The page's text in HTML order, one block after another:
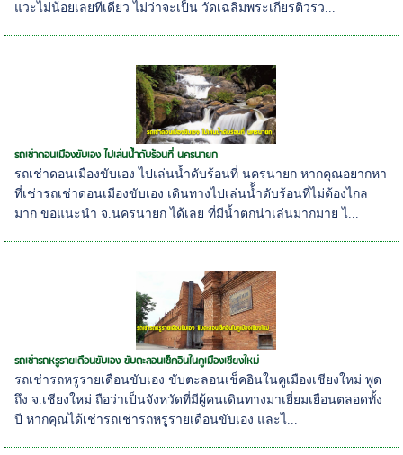
แวะไม่น้อยเลยทีเดียว ไม่ว่าจะเป็น วัดเฉลิมพระเกียรติวรว...
รถเช่าดอนเมืองขับเอง ไปเล่นน้ำดับร้อนที่ นครนายก
รถเช่าดอนเมืองขับเอง ไปเล่นน้ำดับร้อนที่ นครนายก หากคุณอยากหา
ที่เช่ารถเช่าดอนเมืองขับเอง เดินทางไปเล่นน้้ำดับร้อนที่ไม่ต้องไกล
มาก ขอแนะนำ จ.นครนายก ได้เลย ที่มีน้ำตกน่าเล่นมากมาย ไ...
รถเช่ารถหรูรายเดือนขับเอง ขับตะลอนเช็คอินในคูเมืองเชียงใหม่
รถเช่ารถหรูรายเดือนขับเอง ขับตะลอนเช็คอินในคูเมืองเชียงใหม่ พูด
ถึง จ.เชียงใหม่ ถือว่าเป็นจังหวัดที่มีผู้คนเดินทางมาเยี่ยมเยือนตลอดทั้ง
ปี หากคุณได้เช่ารถเช่ารถหรูรายเดือนขับเอง และไ...